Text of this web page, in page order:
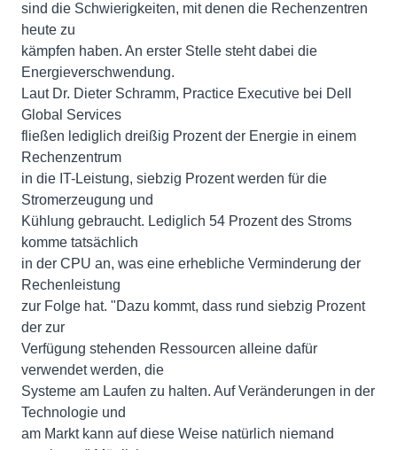
sind die Schwierigkeiten, mit denen die Rechenzentren
heute zu
kämpfen haben. An erster Stelle steht dabei die
Energieverschwendung.
Laut Dr. Dieter Schramm, Practice Executive bei Dell
Global Services
fließen lediglich dreißig Prozent der Energie in einem
Rechenzentrum
in die IT-Leistung, siebzig Prozent werden für die
Stromerzeugung und
Kühlung gebraucht. Lediglich 54 Prozent des Stroms
komme tatsächlich
in der CPU an, was eine erhebliche Verminderung der
Rechenleistung
zur Folge hat. "Dazu kommt, dass rund siebzig Prozent
der zur
Verfügung stehenden Ressourcen alleine dafür
verwendet werden, die
Systeme am Laufen zu halten. Auf Veränderungen in der
Technologie und
am Markt kann auf diese Weise natürlich niemand